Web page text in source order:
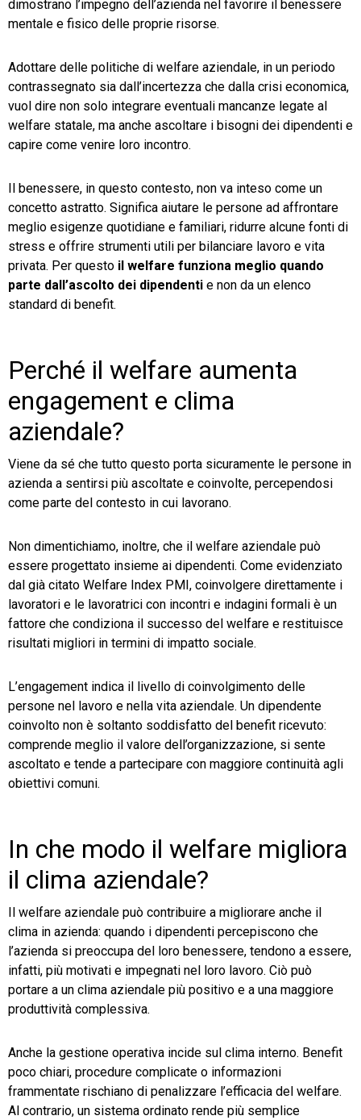
dimostrano l’impegno dell’azienda nel favorire il benessere
mentale e fisico delle proprie risorse.
Adottare delle politiche di welfare aziendale, in un periodo
contrassegnato sia dall’incertezza che dalla crisi economica,
vuol dire non solo integrare eventuali mancanze legate al
welfare statale, ma anche ascoltare i bisogni dei dipendenti e
capire come venire loro incontro.
Il benessere, in questo contesto, non va inteso come un
concetto astratto. Significa aiutare le persone ad affrontare
meglio esigenze quotidiane e familiari, ridurre alcune fonti di
stress e offrire strumenti utili per bilanciare lavoro e vita
privata. Per questo il welfare funziona meglio quando
parte dall’ascolto dei dipendenti e non da un elenco
standard di benefit.
Perché il welfare aumenta
engagement e clima
aziendale?
Viene da sé che tutto questo porta sicuramente le persone in
azienda a sentirsi più ascoltate e coinvolte, percependosi
come parte del contesto in cui lavorano.
Non dimentichiamo, inoltre, che il welfare aziendale può
essere progettato insieme ai dipendenti. Come evidenziato
dal già citato Welfare Index PMI, coinvolgere direttamente i
lavoratori e le lavoratrici con incontri e indagini formali è un
fattore che condiziona il successo del welfare e restituisce
risultati migliori in termini di impatto sociale.
L’engagement indica il livello di coinvolgimento delle
persone nel lavoro e nella vita aziendale. Un dipendente
coinvolto non è soltanto soddisfatto del benefit ricevuto:
comprende meglio il valore dell’organizzazione, si sente
ascoltato e tende a partecipare con maggiore continuità agli
obiettivi comuni.
In che modo il welfare migliora
il clima aziendale?
Il welfare aziendale può contribuire a migliorare anche il
clima in azienda: quando i dipendenti percepiscono che
l’azienda si preoccupa del loro benessere, tendono a essere,
infatti, più motivati e impegnati nel loro lavoro. Ciò può
portare a un clima aziendale più positivo e a una maggiore
produttività complessiva.
Anche la gestione operativa incide sul clima interno. Benefit
poco chiari, procedure complicate o informazioni
frammentate rischiano di penalizzare l’efficacia del welfare.
Al contrario, un sistema ordinato rende più semplice